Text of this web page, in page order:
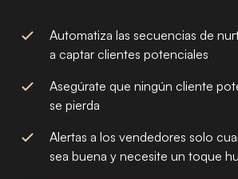
Automatiza las secuencias de
a captar clientes potenciales
Asegúrate que ningún cliente
se pierda
Alertas a los vendedores solo
sea buena y necesite un toque